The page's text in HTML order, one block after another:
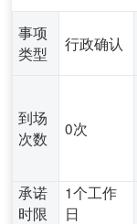
事项
类型
行政确认
到场
次数
0次
承诺
时限
1个工作
日